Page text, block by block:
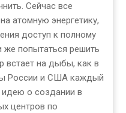
Сейчас все
атомную энергетику,
доступ к полному
же попытаться решить
встает на дыбы, как в
России и США каждый
идею о создании в
центров по